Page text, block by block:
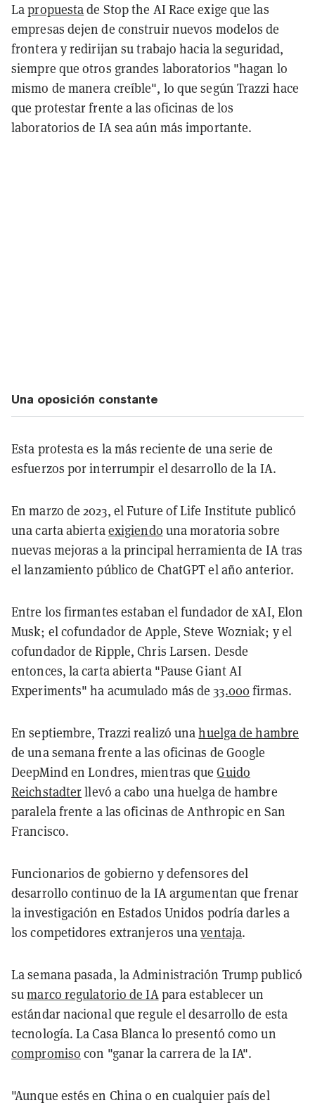
Lapropuestade Stop the AI Race exige que las
empresas dejen de construir nuevos modelos de
frontera y redirijan su trabajo hacia la seguridad,
siempre que otros grandes laboratorios "hagan lo
mismo de manera creíble", lo que según Trazzi hace
que protestar frente a las oficinas de los
laboratorios de IA sea aún más importante.
Una oposición constante
Esta protesta es la más reciente de una serie de
esfuerzos por interrumpir el desarrollo de la IA.
En marzo de 2023, el Future of Life Institute publicó
una carta abiertaexigiendo una moratoria sobre
nuevas mejoras a la principal herramienta de IA tras
el lanzamiento público de ChatGPT el año anterior.
Entre los firmantes estaban el fundador de xAI, Elon
Musk; el cofundador de Apple, Steve Wozniak; y el
cofundador de Ripple, Chris Larsen. Desde
entonces, la carta abierta "Pause Giant AI
Experiments" ha acumulado más de33.000firmas.
En septiembre, Trazzi realizó unahuelga de hambre
de una semana frente a las oficinas de Google
DeepMind en Londres, mientras queGuido
Reichstadterllevó a cabo una huelga de hambre
paralela frente a las oficinas de Anthropic en San
Francisco.
Funcionarios de gobierno y defensores del
desarrollo continuo de la IA argumentan que frenar
la investigación en Estados Unidos podría darles a
los competidores extranjeros unaventaja.
La semana pasada, la Administración Trump publicó
sumarco regulatorio de IApara establecer un
estándar nacional que regule el desarrollo de esta
tecnología. La Casa Blanca lo presentó como un
compromiso con "ganar la carrera de la IA".
"Aunque estés en China o en cualquier país del